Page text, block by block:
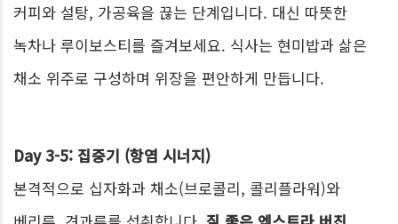
커피와 설탕, 가공육을 끊는 단계입니다. 대신 따뜻한
녹차나 루이보스티를 즐겨보세요. 식사는 현미밥과 삶은
채소 위주로 구성하며 위장을 편안하게 만듭니다.
Day 3-5: 집중기 (항염 시너지)
본격적으로 십자화과 채소(브로콜리, 콜리플라워)와